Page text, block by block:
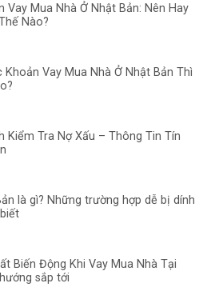
Vay Mua Nhà Ở Nhật Bản: Nên Hay
Nào?
Vay Mua Nhà Ở Nhật Bản Thì
Kiểm Tra Nợ Xấu – Thông Tin Tín
là gì? Những trường hợp dễ bị dính
Biến Động Khi Vay Mua Nhà Tại
sắp tới